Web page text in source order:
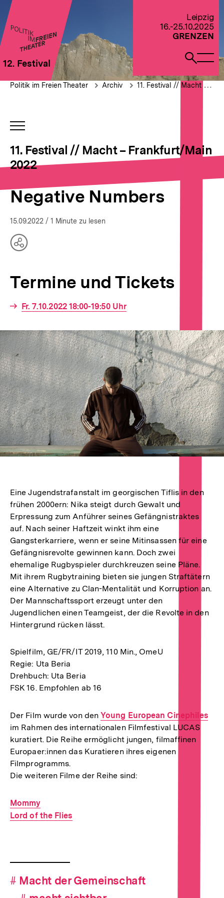
Direkt
zum
Seiteninhalt
springen
12. Festival
Leipzig
16.-25.10.2025
GRENZEN
öffnen
Negative
Brotkrümelnavigation
Pfadnavigation
Politik im Freien Theater Archiv 11. Festival // Macht – Frankfurt/Main 2022
INHALTSNAVIGATION
11. Festival // Macht – Frankfurt/Main
2022
Negative Numbers
15.09.2022 / 1 Minute zu lesen
Teilen
Termine und Tickets
Interner
Fr. 7.10.2022 18:00-19:50 Uhr
Eine Jugendstrafanstalt im georgischen Tiflis in den
frühen 2000ern: Nika steigt durch Gewalt und
Erpressung zum Anführer seines Gefängnistraktes
auf. Nach seiner Haftzeit winkt ihm eine
Gangsterkarriere, wenn er seine Mitinsassen für eine
Gefängnisrevolte gewinnen kann. Doch zwei
ehemalige Rugbyspieler durchkreuzen seine Pläne.
Mit ihrem Rugbytraining bieten sie jungen Straftätern
eine Alternative zu Clan-Mentalität und Korruption an.
Der Mannschaftssport erzeugt unter den
Jugendlichen einen Teamgeist, der die Revolte in den
Hintergrund rücken lässt.
Spielfilm, GE/FR/IT 2019, 110 Min., OmeU
Regie: Uta Beria
Drehbuch: Uta Beria
FSK 16. Empfohlen ab 16
Der Film wurde von denInterner
Link:
Young European Cinephiles
im Rahmen des internationalen Filmfestival LUCAS
kuratiert. Die Reihe ermöglicht jungen, filmaffinen
Europaer:innen das Kuratieren ihres eigenen
Filmprogramms.
Die weiteren Filme der Reihe sind:
Interner
Link:
Mommy
Interner
Lord of the Flies
Hashtag-
Navigation
# Hashtag
Macht der Gemeinschaft